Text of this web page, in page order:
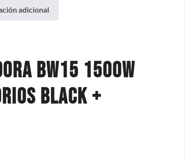
adicional
BW15 1500W
Black +